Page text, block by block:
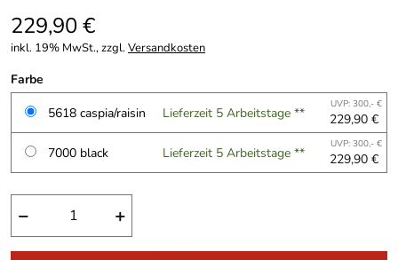
229,90 €
inkl. 19% MwSt., zzgl.Versandkosten
Farbe
5618 caspia/raisin
Lieferzeit 5 Arbeitstage ** UVP: 300,- €
229,90 €
7000 black
Lieferzeit 5 Arbeitstage ** UVP: 300,- €
229,90 €
− +